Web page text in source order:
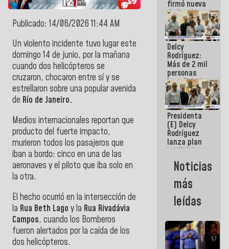
Publicado: 14/06/2026 11:44 AM
Un violento incidente tuvo lugar este
domingo 14 de junio, por la mañana
cuando dos helicópteros se
cruzaron, chocaron entre sí y se
estrellaron sobre una popular avenida
de Río de Janeiro.
Medios internacionales reportan que
producto del fuerte impacto,
murieron todos los pasajeros que
iban a bordo: cinco en una de las
aeronaves y el piloto que iba solo en
la otra.
El hecho ocurrió en la intersección de
la Rua Beth Lago y la Rua Rivadávia
Campos, cuando los Bomberos
fueron alertados por la caída de los
dos helicópteros.
firmó nueva
de Ley de
Arrendamiento
aprobada
por la AN
Delcy
Rodríguez:
Más de 2 mil
personas
beneficiadas
con planes
para
atención de
emergencia
sísmica en
la última
semana
Presidenta
(E) Delcy
Rodríguez
lanza plan
crediticio
con subsidio
a Juntas de
Condominio
Noticias
más
leídas